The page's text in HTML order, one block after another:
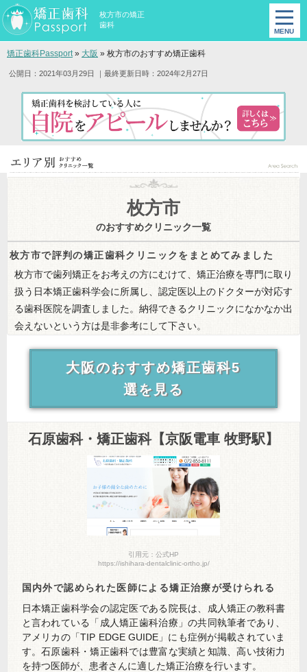
枚方市の矯正
歯科
矯正歯科Passport» 大阪 » 枚方市のおすすめ矯正歯科
公開日：2021年03月29日 ｜最終更新日時：2024年2月27日
枚方市
のおすすめクリニック一覧
枚方市で評判の矯正歯科クリニックをまとめてみました
枚方市で歯列矯正をお考えの方にむけて、矯正治療を専門に取り
扱う日本矯正歯科学会に所属し、認定医以上のドクターが対応す
る歯科医院を調査しました。納得できるクリニックになかなか出
会えないという方は是非参考にして下さい。
大阪のおすすめ矯正歯科5
選を見る
石原歯科・矯正歯科【京阪電車 牧野駅】
引用元：公式HP
https://ishihara-dentalclinic-ortho.jp/
国内外で認められた医師による矯正治療が受けられる
日本矯正歯科学会の認定医である院長は、成人矯正の教科書
と言われている「成人矯正歯科治療」の共同執筆者であり、
アメリカの「TIP EDGE GUIDE」にも症例が掲載されていま
す。石原歯科・矯正歯科では豊富な実績と知識、高い技術力
を持つ医師が、患者さんに適した矯正治療を行います。